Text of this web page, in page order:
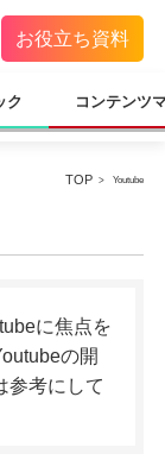
お役立ち資料
ク コンテンツ
TOP Youtube
に焦点を
の開
参考にして